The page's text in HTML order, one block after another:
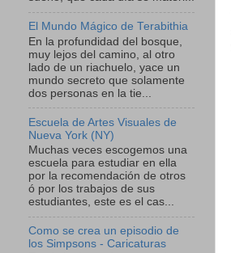
El Mundo Mágico de Terabithia
En la profundidad del bosque,
muy lejos del camino, al otro
lado de un riachuelo, yace un
mundo secreto que solamente
dos personas en la tie...
Escuela de Artes Visuales de
Nueva York (NY)
Muchas veces escogemos una
escuela para estudiar en ella
por la recomendación de otros
ó por los trabajos de sus
estudiantes, este es el cas...
Como se crea un episodio de
los Simpsons - Caricaturas